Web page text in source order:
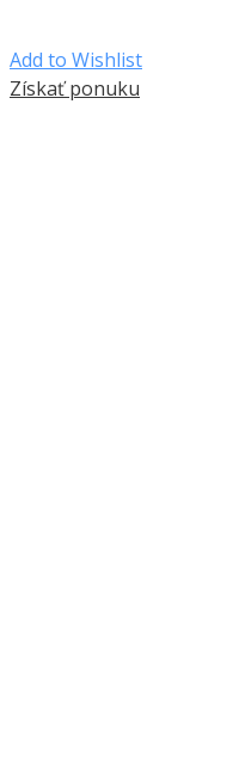
Add to Wishlist
Získať ponuku